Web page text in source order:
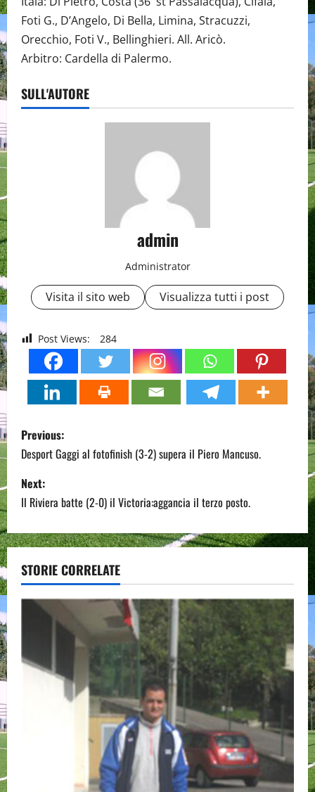
Foti G., D’Angelo, Di Bella, Limina, Stracuzzi,
Orecchio, Foti V., Bellinghieri. All. Aricò.
Arbitro: Cardella di Palermo.
SULL'AUTORE
admin
Administrator
Visita il sito web Visualizza tutti i post
Post Views: 284
P
o
s
t
n
a
v
g
Previous:
Desport Gaggi al fotofinish (3-2) supera il Piero Mancuso.
Next:
Il Riviera batte (2-0) il Victoria:aggancia il terzo posto.
STORIE CORRELATE